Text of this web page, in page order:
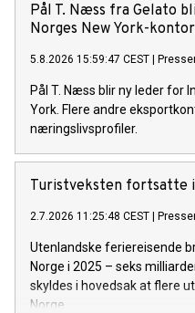
Pål T. Næss fra Gelato
Norges New York-kontor
5.8.2026 15:59:47 CEST
Pål T. Næss blir ny leder for
York. Flere andre
næringslivsprofiler.
Turistveksten fortsatte
2.7.2026 11:25:48 CEST
Utenlandske feriereisende
Norge i 2025 – seks
skyldes i hovedsak at flere
Norge.